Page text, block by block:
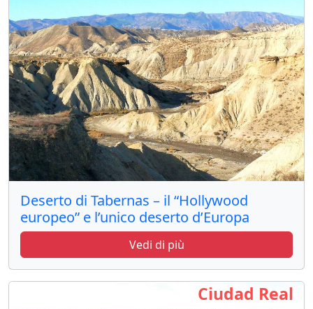
Deserto di Tabernas – il “Hollywood
europeo” e l’unico deserto d’Europa
Vedi di più
Ciudad Real